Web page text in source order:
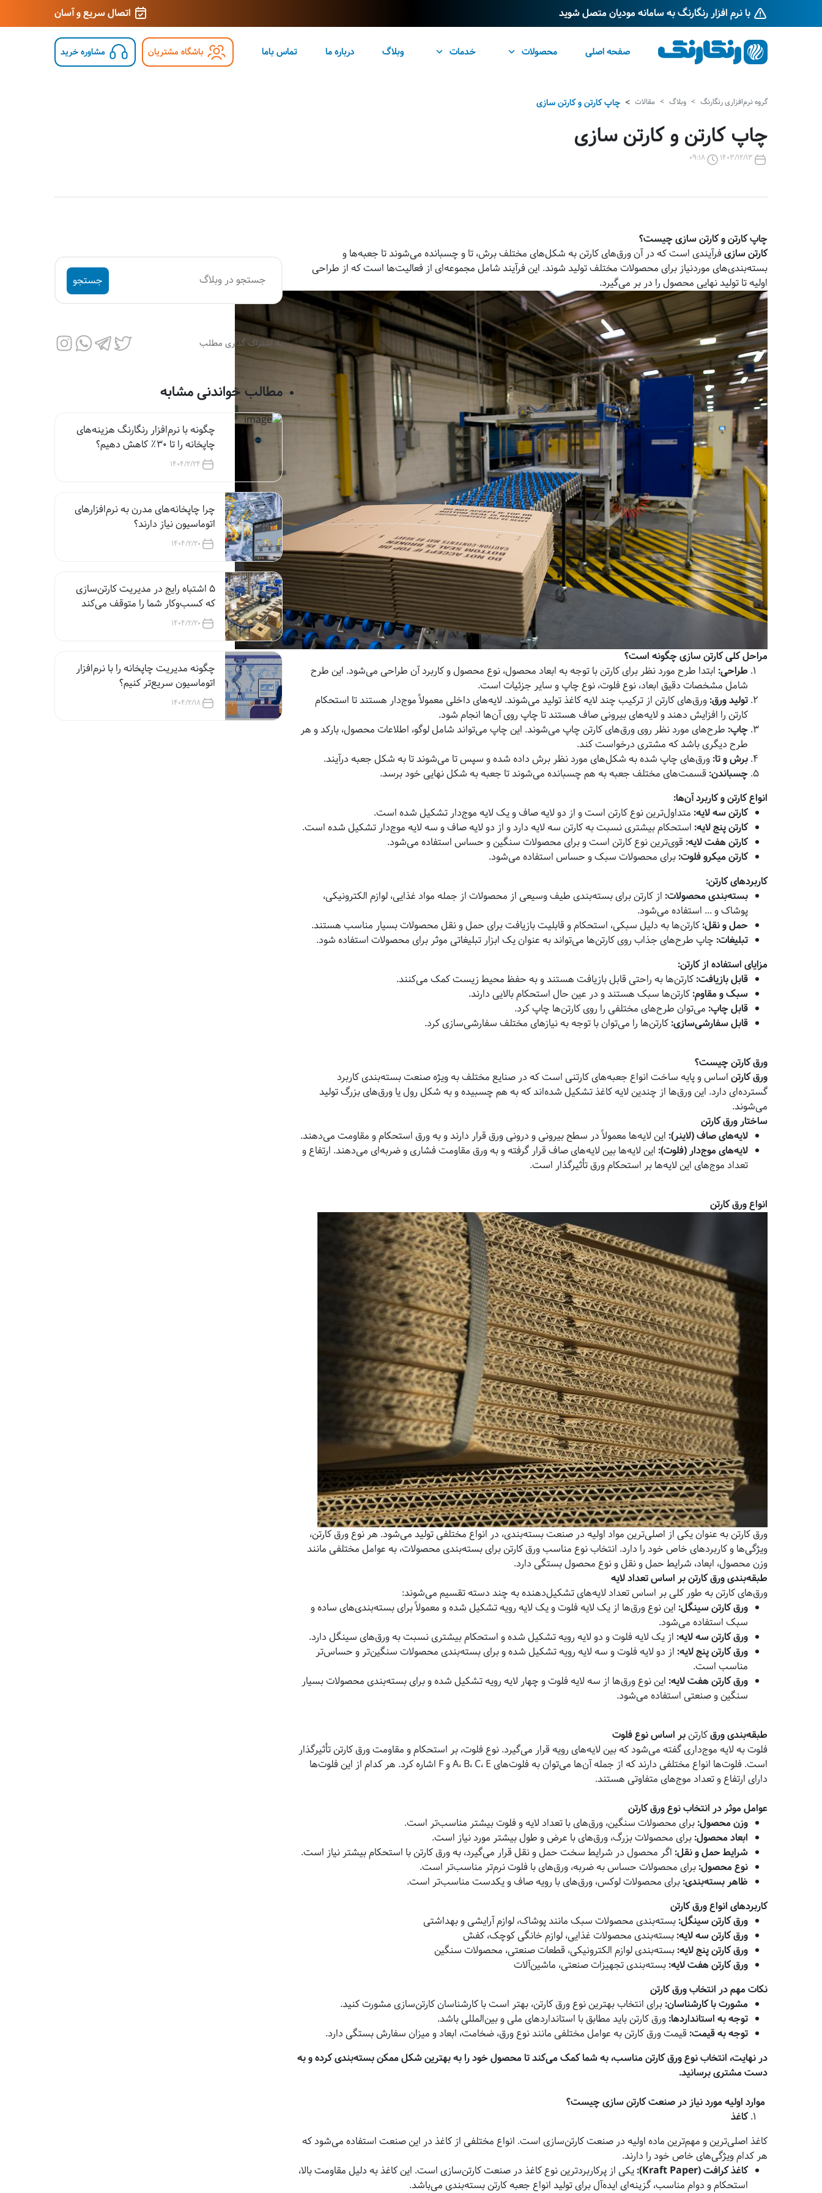
با نرم افزار رنگارنگ به سامانه مودیان متصل شوید اتصال سریع و آسان
صفحه اصلی محصولات خدمات وبلاگ درباره ما تماس باما باشگاه مشتریان مشاوره خرید
گروه نرم‌افزاری رنگارنگ وبلاگ مقالات چاپ کارتن و کارتن سازی
چاپ کارتن و کارتن سازی
1403/12/13
09:18
چاپ کارتن و کارتن سازی چیست؟
کارتن سازی فرآیندی است که در آن ورق‌های کارتن به شکل‌های مختلف برش، تا و چسبانده می‌شوند تا جعبه‌ها و
بسته‌بندی‌های موردنیاز برای محصولات مختلف تولید شوند. این فرآیند شامل مجموعه‌ای از فعالیت‌ها است که از طراحی
اولیه تا تولید نهایی محصول را در بر می‌گیرد.
مراحل کلی کارتن سازی چگونه است؟
طراحی: ابتدا طرح مورد نظر برای کارتن با توجه به ابعاد محصول، نوع محصول و کاربرد آن طراحی می‌شود. این طرح
شامل مشخصات دقیق ابعاد، نوع فلوت، نوع چاپ و سایر جزئیات است.
تولید ورق: ورق‌های کارتن از ترکیب چند لایه کاغذ تولید می‌شوند. لایه‌های داخلی معمولاً موج‌دار هستند تا استحکام
کارتن را افزایش دهند و لایه‌های بیرونی صاف هستند تا چاپ روی آن‌ها انجام شود.
چاپ: طرح‌های مورد نظر روی ورق‌های کارتن چاپ می‌شوند. این چاپ می‌تواند شامل لوگو، اطلاعات محصول، بارکد و هر
طرح دیگری باشد که مشتری درخواست کند.
برش و تا: ورق‌های چاپ شده به شکل‌های مورد نظر برش داده شده و سپس تا می‌شوند تا به شکل جعبه درآیند.
چسباندن: قسمت‌های مختلف جعبه به هم چسبانده می‌شوند تا جعبه به شکل نهایی خود برسد.
انواع کارتن و کاربرد آن‌ها:
کارتن سه لایه: متداول‌ترین نوع کارتن است و از دو لایه صاف و یک لایه موج‌دار تشکیل شده است.
کارتن پنج لایه: استحکام بیشتری نسبت به کارتن سه لایه دارد و از دو لایه صاف و سه لایه موج‌دار تشکیل شده است.
کارتن هفت لایه: قوی‌ترین نوع کارتن است و برای محصولات سنگین و حساس استفاده می‌شود.
کارتن میکرو فلوت: برای محصولات سبک و حساس استفاده می‌شود.
کاربردهای کارتن:
بسته‌بندی محصولات: از کارتن برای بسته‌بندی طیف وسیعی از محصولات از جمله مواد غذایی، لوازم الکترونیکی،
پوشاک و ... استفاده می‌شود.
حمل و نقل: کارتن‌ها به دلیل سبکی، استحکام و قابلیت بازیافت برای حمل و نقل محصولات بسیار مناسب هستند.
تبلیغات: چاپ طرح‌های جذاب روی کارتن‌ها می‌تواند به عنوان یک ابزار تبلیغاتی موثر برای محصولات استفاده شود.
مزایای استفاده از کارتن:
قابل بازیافت: کارتن‌ها به راحتی قابل بازیافت هستند و به حفظ محیط زیست کمک می‌کنند.
سبک و مقاوم: کارتن‌ها سبک هستند و در عین حال استحکام بالایی دارند.
قابل چاپ: می‌توان طرح‌های مختلفی را روی کارتن‌ها چاپ کرد.
قابل سفارشی‌سازی: کارتن‌ها را می‌توان با توجه به نیازهای مختلف سفارشی‌سازی کرد.
ورق کارتن چیست؟
ورق کارتن اساس و پایه ساخت انواع جعبه‌های کارتنی است که در صنایع مختلف به ویژه صنعت بسته‌بندی کاربرد
گسترده‌ای دارد. این ورق‌ها از چندین لایه کاغذ تشکیل شده‌اند که به هم چسبیده و به شکل رول یا ورق‌های بزرگ تولید
می‌شوند.
ساختار ورق کارتن
لایه‌های صاف (لاینر): این لایه‌ها معمولاً در سطح بیرونی و درونی ورق قرار دارند و به ورق استحکام و مقاومت می‌دهند.
لایه‌های موج‌دار (فلوت): این لایه‌ها بین لایه‌های صاف قرار گرفته و به ورق مقاومت فشاری و ضربه‌ای می‌دهند. ارتفاع و
تعداد موج‌های این لایه‌ها بر استحکام ورق تأثیرگذار است.
انواع ورق کارتن
ورق کارتن به عنوان یکی از اصلی‌ترین مواد اولیه در صنعت بسته‌بندی، در انواع مختلفی تولید می‌شود. هر نوع ورق کارتن،
ویژگی‌ها و کاربردهای خاص خود را دارد. انتخاب نوع مناسب ورق کارتن برای بسته‌بندی محصولات، به عوامل مختلفی مانند
وزن محصول، ابعاد، شرایط حمل و نقل و نوع محصول بستگی دارد.
طبقه‌بندی ورق کارتن بر اساس تعداد لایه
ورق‌های کارتن به طور کلی بر اساس تعداد لایه‌های تشکیل‌دهنده به چند دسته تقسیم می‌شوند:
ورق کارتن سینگل: این نوع ورق‌ها از یک لایه فلوت و یک لایه رویه تشکیل شده و معمولاً برای بسته‌بندی‌های ساده و
سبک استفاده می‌شود.
ورق کارتن سه لایه: از یک لایه فلوت و دو لایه رویه تشکیل شده و استحکام بیشتری نسبت به ورق‌های سینگل دارد.
ورق کارتن پنج لایه: از دو لایه فلوت و سه لایه رویه تشکیل شده و برای بسته‌بندی محصولات سنگین‌تر و حساس‌تر
مناسب است.
ورق کارتن هفت لایه: این نوع ورق‌ها از سه لایه فلوت و چهار لایه رویه تشکیل شده و برای بسته‌بندی محصولات بسیار
سنگین و صنعتی استفاده می‌شود.
طبقه‌بندی ورقکارتنبر اساس نوع فلوت
فلوت به لایه موج‌داری گفته می‌شود که بین لایه‌های رویه قرار می‌گیرد. نوع فلوت، بر استحکام و مقاومت ورق کارتن تأثیرگذار
است. فلوت‌ها انواع مختلفی دارند که از جمله آن‌ها می‌توان به فلوت‌های A، B، C، E و F اشاره کرد. هر کدام از این فلوت‌ها
دارای ارتفاع و تعداد موج‌های متفاوتی هستند.
عوامل موثر در انتخاب نوع ورق کارتن
وزن محصول: برای محصولات سنگین، ورق‌های با تعداد لایه و فلوت بیشتر مناسب‌تر است.
ابعاد محصول: برای محصولات بزرگ، ورق‌های با عرض و طول بیشتر مورد نیاز است.
شرایط حمل و نقل: اگر محصول در شرایط سخت حمل و نقل قرار می‌گیرد، به ورق کارتن با استحکام بیشتر نیاز است.
نوع محصول: برای محصولات حساس به ضربه، ورق‌های با فلوت نرم‌تر مناسب‌تر است.
ظاهر بسته‌بندی: برای محصولات لوکس، ورق‌های با رویه صاف و یکدست مناسب‌تر است.
کاربردهای انواع ورق کارتن
ورق کارتن سینگل: بسته‌بندی محصولات سبک مانند پوشاک، لوازم آرایشی و بهداشتی
ورق کارتن سه لایه: بسته‌بندی محصولات غذایی، لوازم خانگی کوچک، کفش
ورق کارتن پنج لایه: بسته‌بندی لوازم الکترونیکی، قطعات صنعتی، محصولات سنگین
ورق کارتن هفت لایه: بسته‌بندی تجهیزات صنعتی، ماشین‌آلات
نکات مهم در انتخاب ورق کارتن
مشورت با کارشناسان: برای انتخاب بهترین نوع ورق کارتن، بهتر است با کارشناسان کارتن‌سازی مشورت کنید.
توجه به استانداردها: ورق کارتن باید مطابق با استانداردهای ملی و بین‌المللی باشد.
توجه به قیمت: قیمت ورق کارتن به عوامل مختلفی مانند نوع ورق، ضخامت، ابعاد و میزان سفارش بستگی دارد.
در نهایت، انتخاب نوع ورق کارتن مناسب، به شما کمک می‌کند تا محصول خود را به بهترین شکل ممکن بسته‌بندی کرده و به
دست مشتری برسانید.
موارد اولیه مورد نیاز در صنعت کارتن سازی چیست؟
کاغذ
کاغذ اصلی‌ترین و مهم‌ترین ماده اولیه در صنعت کارتن‌سازی است. انواع مختلفی از کاغذ در این صنعت استفاده می‌شود که
هر کدام ویژگی‌های خاص خود را دارند.
کاغذ کرافت(Kraft Paper):
یکی از پرکاربردترین نوع کاغذ در صنعت کارتن‌سازی است. این کاغذ به دلیل مقاومت بالا،
استحکام و دوام مناسب، گزینه‌ای ایده‌آل برای تولید انواع جعبه کارتن بسته‌بندی می‌باشد.
جستجو
به اشتراک گذاری مطلب
مطالب خواندنی مشابه
چگونه با نرم‌افزار رنگارنگ هزینه‌های
چاپخانه را تا ۳۰٪ کاهش دهیم؟
1404/2/24
چرا چاپخانه‌های مدرن به نرم‌افزارهای
اتوماسیون نیاز دارند؟
1404/2/20
5 اشتباه رایج در مدیریت کارتن‌سازی
که کسب‌وکار شما را متوقف می‌کند
1404/2/20
چگونه مدیریت چاپخانه را با نرم‌افزار
اتوماسیون سریع‌تر کنیم؟
1404/2/18